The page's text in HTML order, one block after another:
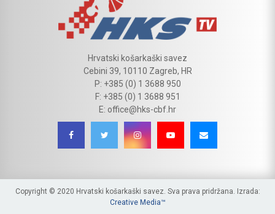
Hrvatski košarkaški savez
Cebini 39, 10110 Zagreb, HR
P: +385 (0) 1 3688 950
F: +385 (0) 1 3688 951
E: office@hks-cbf.hr
Copyright © 2020 Hrvatski košarkaški savez. Sva prava pridržana. Izrada:
Creative Media™